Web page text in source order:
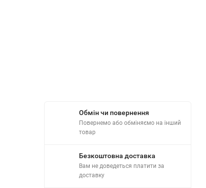
Обмін чи повернення
Повернемо або обміняємо на інший
товар
Безкоштовна доставка
Вам не доведеться платити за
доставку